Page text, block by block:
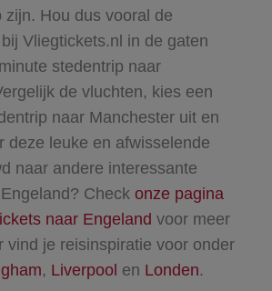
zijn. Hou dus vooral de
Vliegtickets.nl in de gaten
stedentrip naar
de vluchten, kies een
naar Manchester uit en
deze leuke en afwisselende
naar andere interessante
Check onze pagina
naar Engeland voor meer
vind je reisinspiratie voor onder
, Liverpool en Londen.